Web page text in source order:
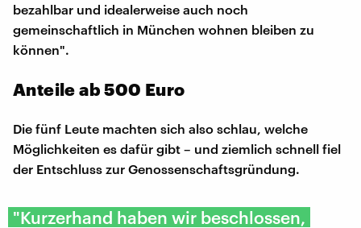
bezahlbar und idealerweise auch noch
gemeinschaftlich in München wohnen bleiben zu
können".
Anteile ab 500 Euro
Die fünf Leute machten sich also schlau, welche
Möglichkeiten es dafür gibt – und ziemlich schnell fiel
der Entschluss zur Genossenschaftsgründung.
"Kurzerhand haben wir beschlossen,